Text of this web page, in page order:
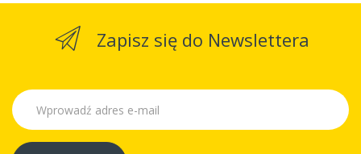
Zapisz się do Newslettera